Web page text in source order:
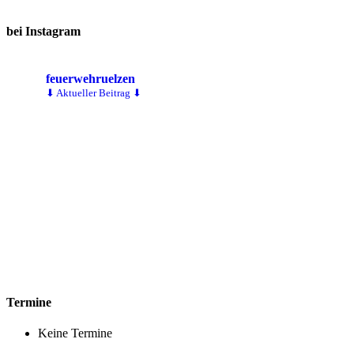
bei Instagram
feuerwehruelzen
⬇ Aktueller Beitrag ⬇
Termine
Keine Termine